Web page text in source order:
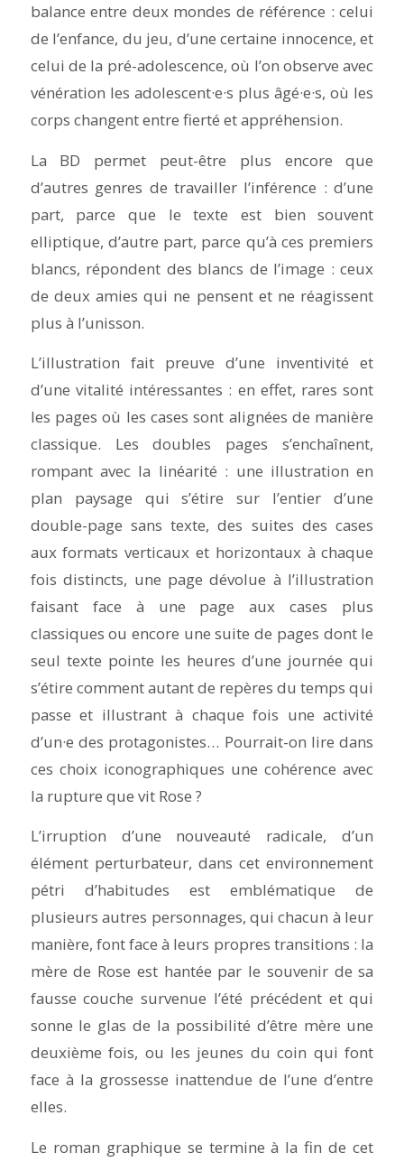
balance entre deux mondes de référence : celui
de l’enfance, du jeu, d’une certaine innocence, et
celui de la pré-adolescence, où l’on observe avec
vénération les adolescent·e·s plus âgé·e·s, où les
corps changent entre fierté et appréhension.
La BD permet peut-être plus encore que
d’autres genres de travailler l’inférence : d’une
part, parce que le texte est bien souvent
elliptique, d’autre part, parce qu’à ces premiers
blancs, répondent des blancs de l’image : ceux
de deux amies qui ne pensent et ne réagissent
plus à l’unisson.
L’illustration fait preuve d’une inventivité et
d’une vitalité intéressantes : en effet, rares sont
les pages où les cases sont alignées de manière
classique. Les doubles pages s’enchaînent,
rompant avec la linéarité : une illustration en
plan paysage qui s’étire sur l’entier d’une
double-page sans texte, des suites des cases
aux formats verticaux et horizontaux à chaque
fois distincts, une page dévolue à l’illustration
faisant face à une page aux cases plus
classiques ou encore une suite de pages dont le
seul texte pointe les heures d’une journée qui
s’étire comment autant de repères du temps qui
passe et illustrant à chaque fois une activité
d’un·e des protagonistes… Pourrait-on lire dans
ces choix iconographiques une cohérence avec
la rupture que vit Rose ?
L’irruption d’une nouveauté radicale, d’un
élément perturbateur, dans cet environnement
pétri d’habitudes est emblématique de
plusieurs autres personnages, qui chacun à leur
manière, font face à leurs propres transitions : la
mère de Rose est hantée par le souvenir de sa
fausse couche survenue l’été précédent et qui
sonne le glas de la possibilité d’être mère une
deuxième fois, ou les jeunes du coin qui font
face à la grossesse inattendue de l’une d’entre
elles.
Le roman graphique se termine à la fin de cet